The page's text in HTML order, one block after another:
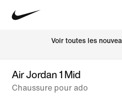
Voir toutes les
Air Jordan 1 Mid
Chaussure pour ado